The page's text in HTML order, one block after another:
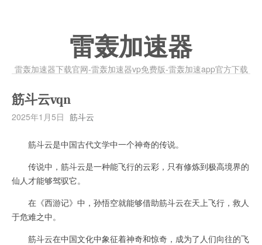
雷轰加速器
雷轰加速器下载官网-雷轰加速器vp免费版-雷轰加速app官方下载
筋斗云vqn
2025年1月5日 筋斗云
筋斗云是中国古代文学中一个神奇的传说。
传说中，筋斗云是一种能飞行的云彩，只有修炼到极高境界的
仙人才能够驾驭它。
在《西游记》中，孙悟空就能够借助筋斗云在天上飞行，救人
于危难之中。
筋斗云在中国文化中象征着神奇和惊奇，成为了人们向往的飞